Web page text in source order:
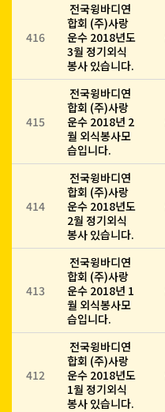
416
전국윙바디연
합회 (주)사랑
운수 2018년도
3월 정기외식
봉사 있습니다.
415
전국윙바디연
합회 (주)사랑
운수 2018년 2
월 외식봉사모
습입니다.
414
전국윙바디연
합회 (주)사랑
운수 2018년도
2월 정기외식
봉사 있습니다.
413
전국윙바디연
합회 (주)사랑
운수 2018년 1
월 외식봉사모
습입니다.
412
전국윙바디연
합회 (주)사랑
운수 2018년도
1월 정기외식
봉사 있습니다.